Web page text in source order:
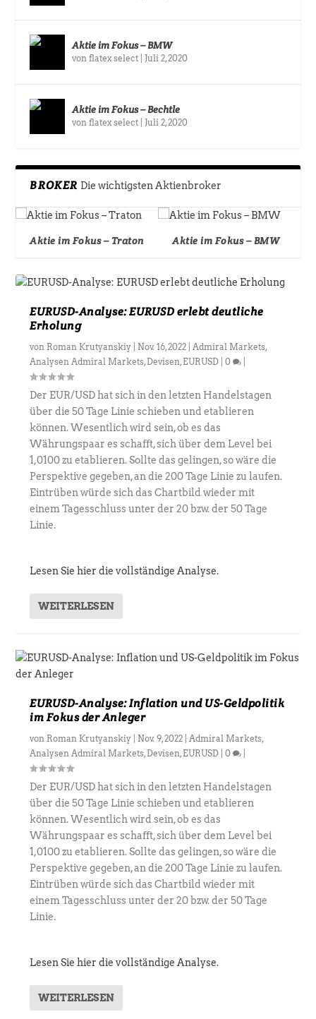
Aktie im Fokus – BMW
vonflatex select Juli 2, 2020
Aktie im Fokus – Bechtle
vonflatex select Juli 2, 2020
BROKER Die wichtigsten Aktienbroker
Aktie im Fokus – Traton Aktie im Fokus – BMW
EURUSD-Analyse: EURUSD erlebt deutliche
Erholung
von Roman Krutyanskiy Nov. 16, 2022 Admiral Markets,
Analysen Admiral Markets, Devisen, EURUSD |0
Der EUR/USD hat sich in den letzten Handelstagen
über die 50 Tage Linie schieben und etablieren
können. Wesentlich wird sein, ob es das
Währungspaar es schafft, sich über dem Level bei
1,0100 zu etablieren. Sollte das gelingen, so wäre die
Perspektive gegeben, an die 200 Tage Linie zu laufen.
Eintrüben würde sich das Chartbild wieder mit
einem Tagesschluss unter der 20 bzw. der 50 Tage
Linie.
Lesen Sie hier die vollständige Analyse.
WEITERLESEN
EURUSD-Analyse: Inflation und US-Geldpolitik
im Fokus der Anleger
von Roman Krutyanskiy Nov. 9, 2022 Admiral Markets,
Analysen Admiral Markets, Devisen, EURUSD |0
Der EUR/USD hat sich in den letzten Handelstagen
über die 50 Tage Linie schieben und etablieren
können. Wesentlich wird sein, ob es das
Währungspaar es schafft, sich über dem Level bei
1,0100 zu etablieren. Sollte das gelingen, so wäre die
Perspektive gegeben, an die 200 Tage Linie zu laufen.
Eintrüben würde sich das Chartbild wieder mit
einem Tagesschluss unter der 20 bzw. der 50 Tage
Linie.
Lesen Sie hier die vollständige Analyse.
WEITERLESEN